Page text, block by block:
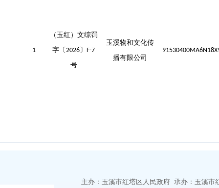
1
（玉红）文综罚
字〔 2026 〕 F-7
号
玉溪物和文化传
播有限公司
主办：玉溪市红塔区人民政府 承办：玉溪市